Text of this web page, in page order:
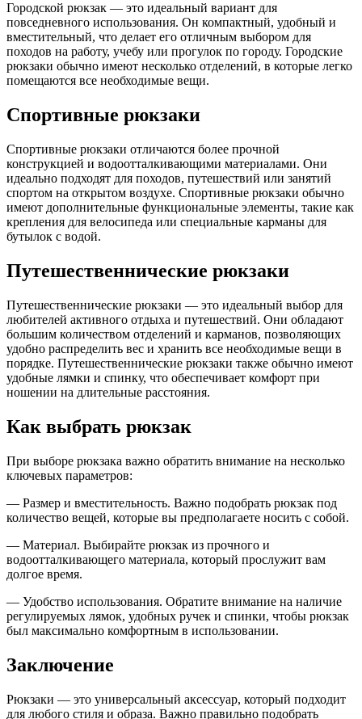
Городской рюкзак — это идеальный вариант для
повседневного использования. Он компактный, удобный и
вместительный, что делает его отличным выбором для
походов на работу, учебу или прогулок по городу. Городские
рюкзаки обычно имеют несколько отделений, в которые легко
помещаются все необходимые вещи.
Спортивные рюкзаки
Спортивные рюкзаки отличаются более прочной
конструкцией и водоотталкивающими материалами. Они
идеально подходят для походов, путешествий или занятий
спортом на открытом воздухе. Спортивные рюкзаки обычно
имеют дополнительные функциональные элементы, такие как
крепления для велосипеда или специальные карманы для
бутылок с водой.
Путешественнические рюкзаки
Путешественнические рюкзаки — это идеальный выбор для
любителей активного отдыха и путешествий. Они обладают
большим количеством отделений и карманов, позволяющих
удобно распределить вес и хранить все необходимые вещи в
порядке. Путешественнические рюкзаки также обычно имеют
удобные лямки и спинку, что обеспечивает комфорт при
ношении на длительные расстояния.
Как выбрать рюкзак
При выборе рюкзака важно обратить внимание на несколько
ключевых параметров:
— Размер и вместительность. Важно подобрать рюкзак под
количество вещей, которые вы предполагаете носить с собой.
— Материал. Выбирайте рюкзак из прочного и
водоотталкивающего материала, который прослужит вам
долгое время.
— Удобство использования. Обратите внимание на наличие
регулируемых лямок, удобных ручек и спинки, чтобы рюкзак
был максимально комфортным в использовании.
Заключение
Рюкзаки — это универсальный аксессуар, который подходит
для любого стиля и образа. Важно правильно подобрать